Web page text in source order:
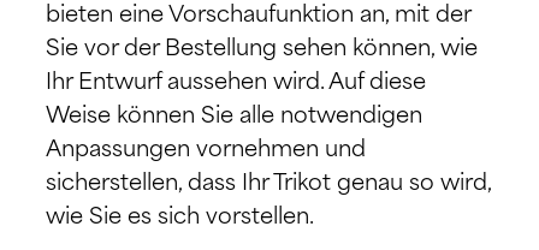
bieten eine Vorschaufunktion an, mit der
Sie vor der Bestellung sehen können, wie
Ihr Entwurf aussehen wird. Auf diese
Weise können Sie alle notwendigen
Anpassungen vornehmen und
sicherstellen, dass Ihr Trikot genau so wird,
wie Sie es sich vorstellen.